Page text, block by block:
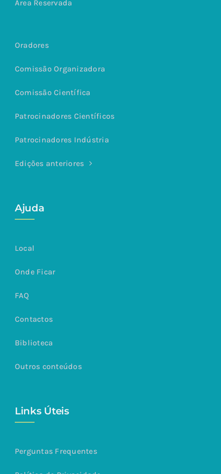
Área Reservada
Oradores
Comissão Organizadora
Comissão Científica
Patrocinadores Científicos
Patrocinadores Indústria
Edições anteriores
Ajuda
Local
Onde Ficar
FAQ
Contactos
Biblioteca
Outros conteúdos
Links Úteis
Perguntas Frequentes